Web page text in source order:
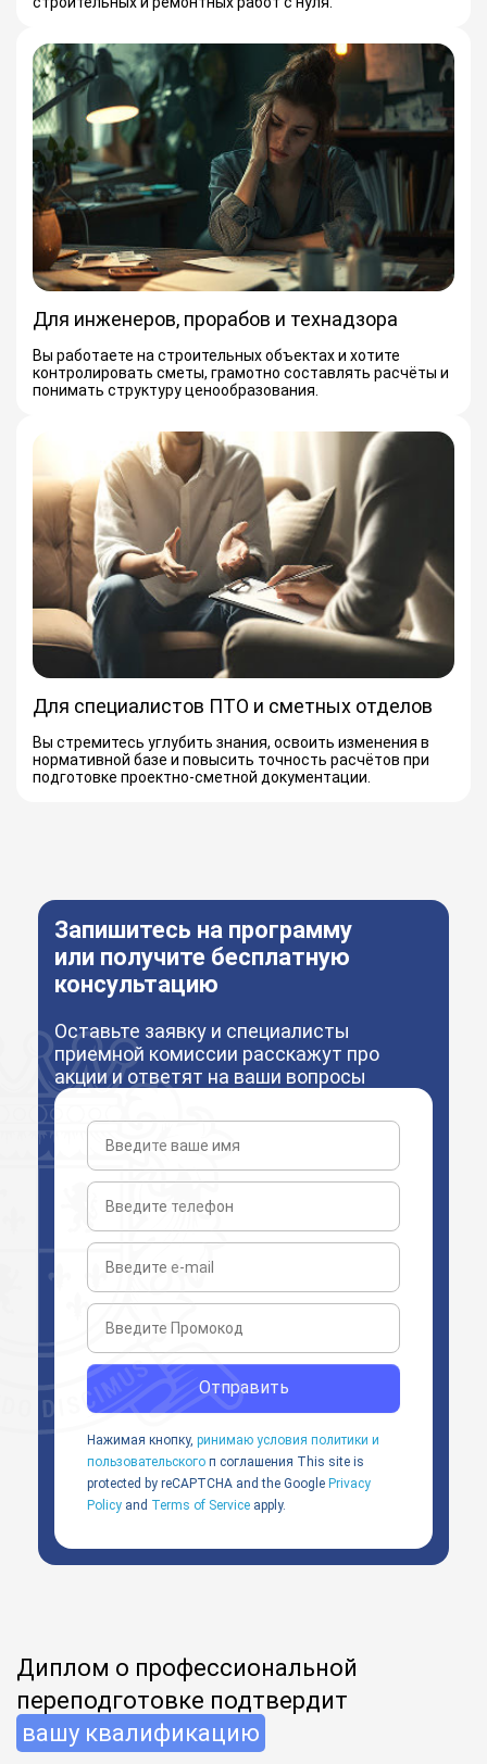
Для инженеров, прорабов и технадзора
Вы работаете на строительных объектах и хотите
контролировать сметы, грамотно составлять расчёты и
понимать структуру ценообразования.
Для специалистов ПТО и сметных отделов
Вы стремитесь углубить знания, освоить изменения в
нормативной базе и повысить точность расчётов при
подготовке проектно-сметной документации.
Запишитесь на программу
или получите бесплатную
консультацию
Оставьте заявку и специалисты
приемной комиссии расскажут про
акции и ответят на ваши вопросы
Отправить
Нажимая кнопку, ринимаю условия политики и
пользовательского п соглашения This site is
protected by reCAPTCHA and the Google Privacy
Policy and Terms of Service apply.
Диплом о профессиональной
переподготовке подтвердит
вашу квалификацию